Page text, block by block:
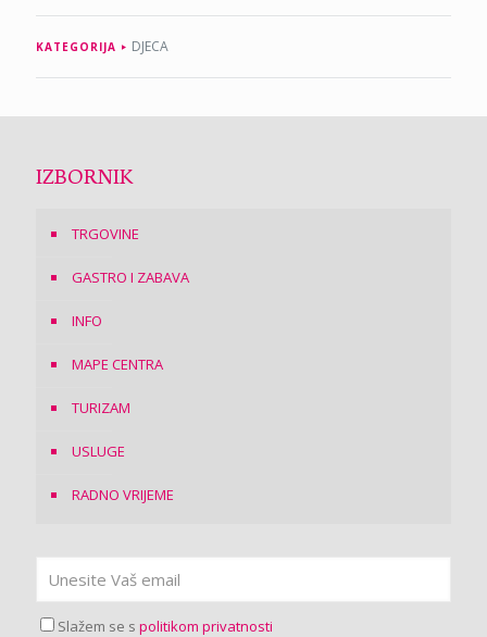
KATEGORIJA DJECA
IZBORNIK
TRGOVINE
GASTRO I ZABAVA
INFO
MAPE CENTRA
TURIZAM
USLUGE
RADNO VRIJEME
Slažem se s politikom privatnosti